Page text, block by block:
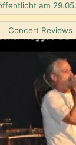
am
Concert Reviews